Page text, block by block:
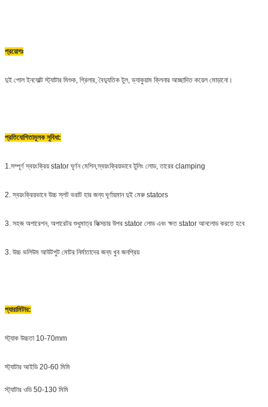
প্রয়োগঃ
দুই পোল ইনসোল্ট স্ট্যাটার মিশুক, গ্রিলার, বৈদ্যুতিক টুল, ভ্যাকুয়াম ক্লিনার আচ্ছাদিত কয়েল মোড়ানো।
প্রতিযোগিতামূলক সুবিধা:
1.সম্পূর্ণ স্বয়ংক্রিয় stator ঘূর্ণন মেশিন,স্বয়ংক্রিয়ভাবে টুলিং লোড, তারের clamping
2. স্বয়ংক্রিয়ভাবে উচ্চ স্লট ভরাট হার জন্য ঘূর্ণায়মান দুই মেরু stators
3. সহজ অপারেশন, অপারেটর শুধুমাত্র ফিক্সচার উপর stator লোড এবং ক্ষত stator আনলোড করতে হবে
3. উচ্চ ভলিউম আউটপুট মোটর নির্মাতাদের জন্য খুব জনপ্রিয়
প্যারামিটার:
স্ট্যাক উচ্চতা 10-70mm
স্ট্যাটার আইডি 20-60 মিমি
স্ট্যাটার ওডি 50-130 মিমি